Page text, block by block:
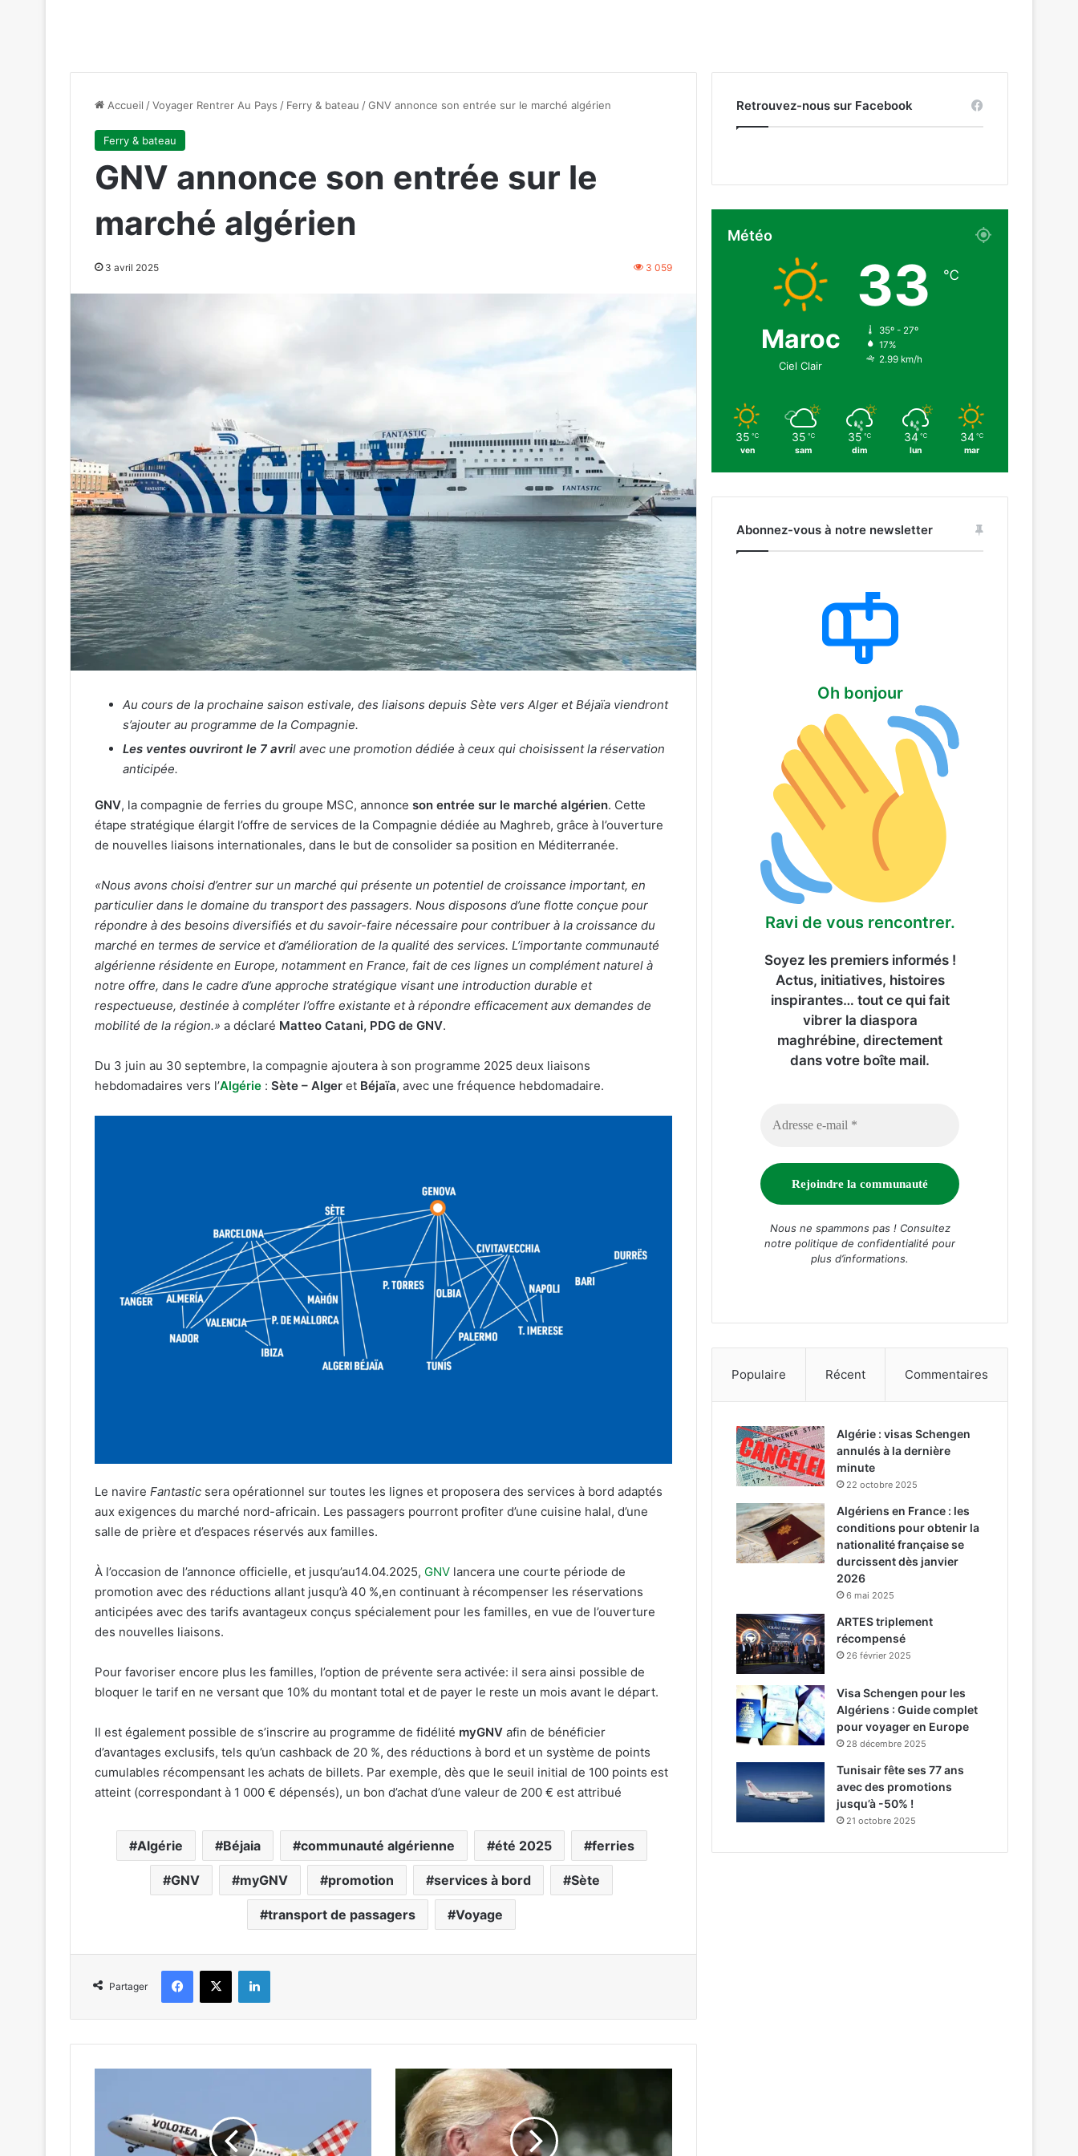
Accueil /Voyager Rentrer Au Pays / Ferry & bateau /GNV annonce son entrée sur le marché algérien
Ferry & bateau
GNV annonce son entrée sur le
marché algérien
3 avril 2025 3 059
Au cours de la prochaine saison estivale, des liaisons depuis Sète vers Alger et Béjaïa viendront
s’ajouter au programme de la Compagnie.
Les ventes ouvriront le 7 avril avec une promotion dédiée à ceux qui choisissent la réservation
anticipée.
GNV, la compagnie de ferries du groupe MSC, annonce son entrée sur le marché algérien. Cette
étape stratégique élargit l’offre de services de la Compagnie dédiée au Maghreb, grâce à l’ouverture
de nouvelles liaisons internationales, dans le but de consolider sa position en Méditerranée.
«Nous avons choisi d’entrer sur un marché qui présente un potentiel de croissance important, en
particulier dans le domaine du transport des passagers. Nous disposons d’une flotte conçue pour
répondre à des besoins diversifiés et du savoir-faire nécessaire pour contribuer à la croissance du
marché en termes de service et d’amélioration de la qualité des services. L’importante communauté
algérienne résidente en Europe, notamment en France, fait de ces lignes un complément naturel à
notre offre, dans le cadre d’une approche stratégique visant une introduction durable et
respectueuse, destinée à compléter l’offre existante et à répondre efficacement aux demandes de
mobilité de la région.» a déclaré Matteo Catani, PDG de GNV.
Du 3 juin au 30 septembre, la compagnie ajoutera à son programme 2025 deux liaisons
hebdomadaires vers l’Algérie : Sète – Alger et Béjaïa, avec une fréquence hebdomadaire.
Le navire Fantastic sera opérationnel sur toutes les lignes et proposera des services à bord adaptés
aux exigences du marché nord-africain. Les passagers pourront profiter d’une cuisine halal, d’une
salle de prière et d’espaces réservés aux familles.
À l’occasion de l’annonce officielle, et jusqu’au14.04.2025, GNV lancera une courte période de
promotion avec des réductions allant jusqu’à 40 %,en continuant à récompenser les réservations
anticipées avec des tarifs avantageux conçus spécialement pour les familles, en vue de l’ouverture
des nouvelles liaisons.
Pour favoriser encore plus les familles, l’option de prévente sera activée: il sera ainsi possible de
bloquer le tarif en ne versant que 10% du montant total et de payer le reste un mois avant le départ.
Il est également possible de s’inscrire au programme de fidélité myGNV afin de bénéficier
d’avantages exclusifs, tels qu’un cashback de 20 %, des réductions à bord et un système de points
cumulables récompensant les achats de billets. Par exemple, dès que le seuil initial de 100 points est
atteint (correspondant à 1 000 € dépensés), un bon d’achat d’une valeur de 200 € est attribué
Algérie Béjaia communauté algérienne été 2025 ferries
GNV myGNV promotion services à bord Sète
transport de passagers Voyage
Partager
Retrouvez-nous sur Facebook
Météo
Maroc
Ciel Clair
33 ℃
35º - 27º
17%
2.99 km/h
35 ℃
ven
35 ℃
sam
35 ℃
dim
34 ℃
lun
34 ℃
mar
Abonnez-vous à notre newsletter
Oh bonjour
Ravi de vous rencontrer.
Soyez les premiers informés !
Actus, initiatives, histoires
inspirantes… tout ce qui fait
vibrer la diaspora
maghrébine, directement
dans votre boîte mail.
Nous ne spammons pas ! Consultez
notre politique de confidentialité pour
plus d’informations.
Populaire Récent Commentaires
Algérie : visas Schengen
annulés à la dernière
minute
22 octobre 2025
Algériens en France : les
conditions pour obtenir la
nationalité française se
durcissent dès janvier
2026
6 mai 2025
ARTES triplement
récompensé
26 février 2025
Visa Schengen pour les
Algériens : Guide complet
pour voyager en Europe
28 décembre 2025
Tunisair fête ses 77 ans
avec des promotions
jusqu’à -50% !
21 octobre 2025